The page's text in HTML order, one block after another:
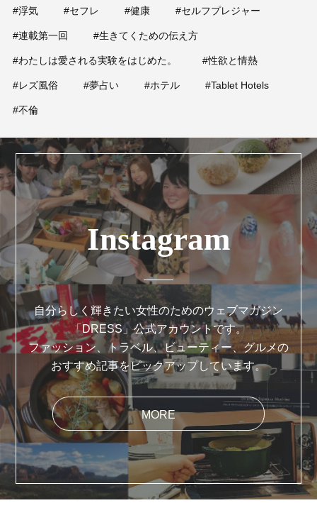
#浮気 #セフレ #健康 #セルフプレジャー
#連載第一回 #生きてくための伝え方
#わたしは愛される実験をはじめた。 #性欲と情熱
#レズ風俗 #夢占い #ホテル #Tablet Hotels
#不倫
Instagram
自分らしく輝きたい女性のためのウェブマガジン
「DRESS」公式アカウントです。
ファッション、トラベル、ビューティー、グルメの
おすすめ記事をピックアップしています。
MORE